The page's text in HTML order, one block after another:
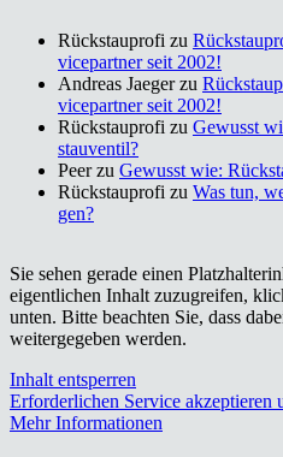
Rückstauprofi zu
vice­part­ner seit 2002!
Andreas Jaegerzu
vice­part­ner seit 2002!
Rückstauprofi zu Gewusst
stau­ven­til?
Peerzu Gewusst wie:
Rückstauprofi zu Was tun,
gen?
Sie sehen gerade einen
eigentlichen Inhalt zuzugreifen,
unten. Bitte beachten Sie, dass
weitergegeben werden.
Inhalt entsperren
Erforderlichen Service akzeptieren
Mehr Informationen